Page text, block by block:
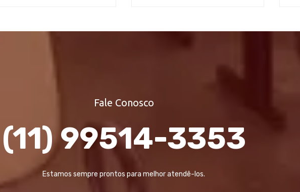
Fale Conosco
(11) 99514-3353
Estamos sempre prontos para melhor atendê-los.